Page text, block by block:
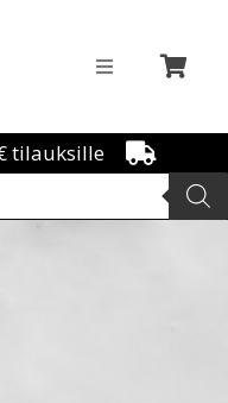
tilauksille